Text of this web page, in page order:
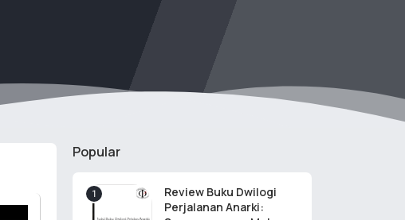
Popular
Review Buku Dwilogi
Perjalanan Anarki: